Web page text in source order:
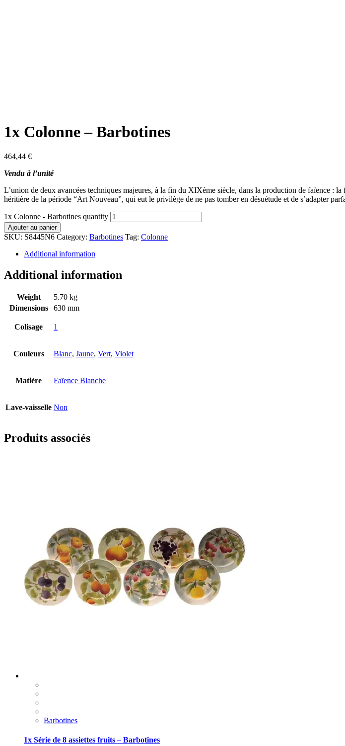
1x Colonne – Barbotines
464,44 €
Vendu à l’unité
L’union de deux avancées techniques majeures, à la fin du XIXème siècle, dans la production de faïence :
héritière de la période “Art Nouveau”, qui eut le privilège de ne pas tomber en désuétude et de s’adapter
1x Colonne - Barbotines quantity
Ajouter au panier
SKU: S8445N6 Category: Barbotines Tag: Colonne
Additional information
Additional information
Weight
5.70 kg
Dimensions
630 mm
Colisage 1
Couleurs Blanc, Jaune, Vert, Violet
Matière Faïence Blanche
Lave-vaisselle Non
Produits associés
Barbotines
1x Série de 8 assiettes fruits – Barbotines